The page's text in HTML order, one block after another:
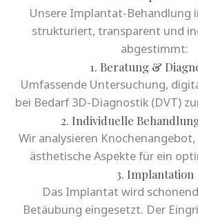
Unsere Implantat-Behandlung
strukturiert, transparent und
abgestimmt:
1. Beratung &
Umfassende Untersuchung,
bei Bedarf 3D-Diagnostik (DVT)
2. Individuelle
Wir analysieren
ästhetische Aspekte für ein
3. Implantation
Das Implantat wird
Betäubung eingesetzt. Der